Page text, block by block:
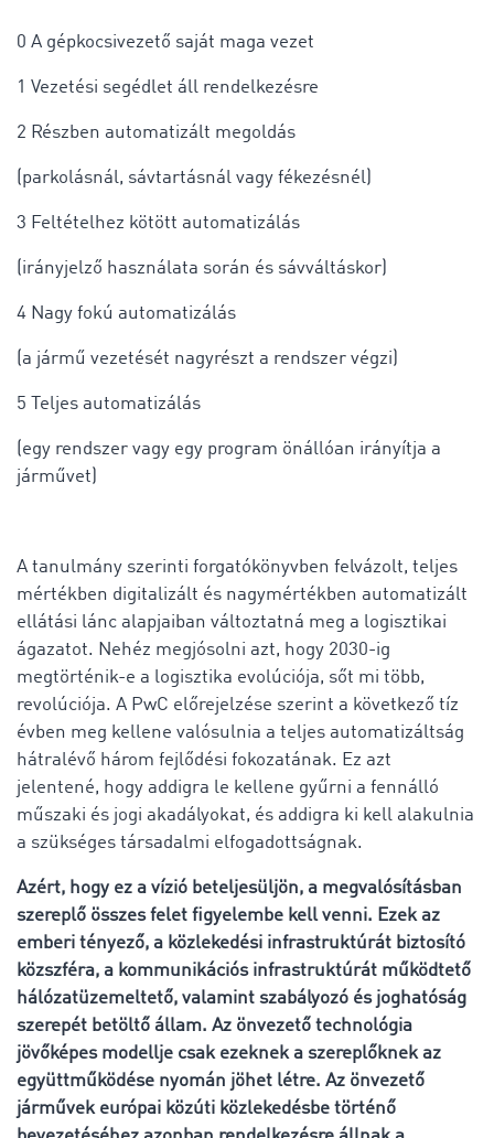
0 A gépkocsivezető saját maga vezet
1 Vezetési segédlet áll rendelkezésre
2 Részben automatizált megoldás
(parkolásnál, sávtartásnál vagy fékezésnél)
3 Feltételhez kötött automatizálás
(irányjelző használata során és sávváltáskor)
4 Nagy fokú automatizálás
(a jármű vezetését nagyrészt a rendszer végzi)
5 Teljes automatizálás
(egy rendszer vagy egy program önállóan irányítja a
járművet)
A tanulmány szerinti forgatókönyvben felvázolt, teljes
mértékben digitalizált és nagymértékben automatizált
ellátási lánc alapjaiban változtatná meg a logisztikai
ágazatot. Nehéz megjósolni azt, hogy 2030-ig
megtörténik-e a logisztika evolúciója, sőt mi több,
revolúciója. A PwC előrejelzése szerint a következő tíz
évben meg kellene valósulnia a teljes automatizáltság
hátralévő három fejlődési fokozatának. Ez azt
jelentené, hogy addigra le kellene gyűrni a fennálló
műszaki és jogi akadályokat, és addigra ki kell alakulnia
a szükséges társadalmi elfogadottságnak.
Azért, hogy ez a vízió beteljesüljön, a megvalósításban
szereplő összes felet figyelembe kell venni. Ezek az
emberi tényező, a közlekedési infrastruktúrát biztosító
közszféra, a kommunikációs infrastruktúrát működtető
hálózatüzemeltető, valamint szabályozó és joghatóság
szerepét betöltő állam. Az önvezető technológia
jövőképes modellje csak ezeknek a szereplőknek az
együttműködése nyomán jöhet létre. Az önvezető
járművek európai közúti közlekedésbe történő